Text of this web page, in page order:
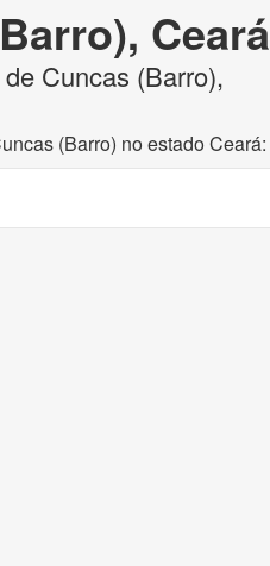
Ceará
Cuncas (Barro),
(Barro) no estado Ceará: